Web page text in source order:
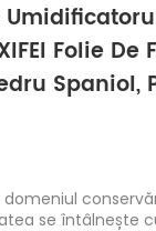
Folie De
Spaniol,
se întâlnește